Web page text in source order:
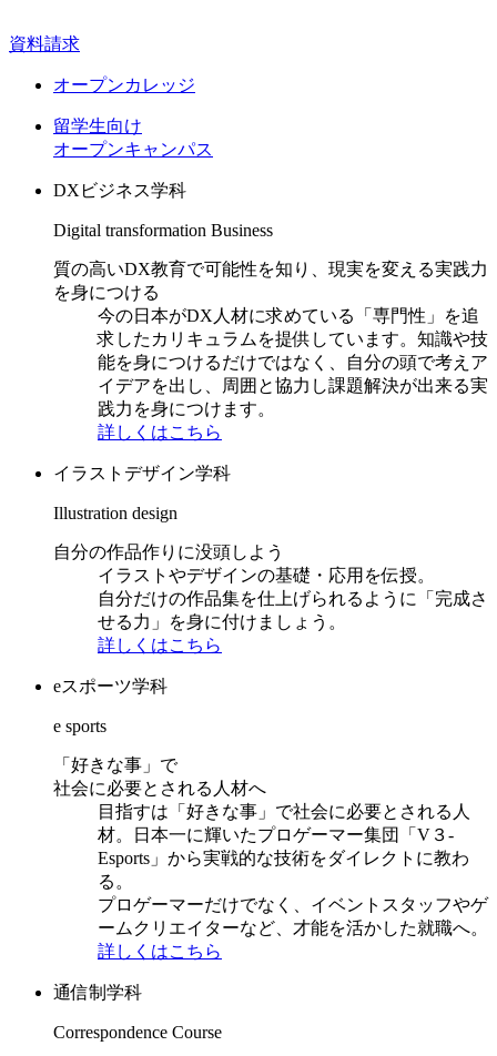
資料請求
オープンカレッジ
留学生向け
オープンキャンパス
DXビジネス学科
Digital transformation Business
質の高いDX教育で可能性を知り、現実を変える実践力
を身につける
今の日本がDX人材に求めている「専門性」を追
求したカリキュラムを提供しています。知識や技
能を身につけるだけではなく、自分の頭で考えア
イデアを出し、周囲と協力し課題解決が出来る実
践力を身につけます。
詳しくはこちら
イラストデザイン学科
Illustration design
自分の作品作りに没頭しよう
イラストやデザインの基礎・応用を伝授。
自分だけの作品集を仕上げられるように「完成さ
せる力」を身に付けましょう。
詳しくはこちら
eスポーツ学科
e sports
「好きな事」で
社会に必要とされる人材へ
目指すは「好きな事」で社会に必要とされる人
材。日本一に輝いたプロゲーマー集団「V３-
Esports」から実戦的な技術をダイレクトに教わ
る。
プロゲーマーだけでなく、イベントスタッフやゲ
ームクリエイターなど、才能を活かした就職へ。
詳しくはこちら
通信制学科
Correspondence Course